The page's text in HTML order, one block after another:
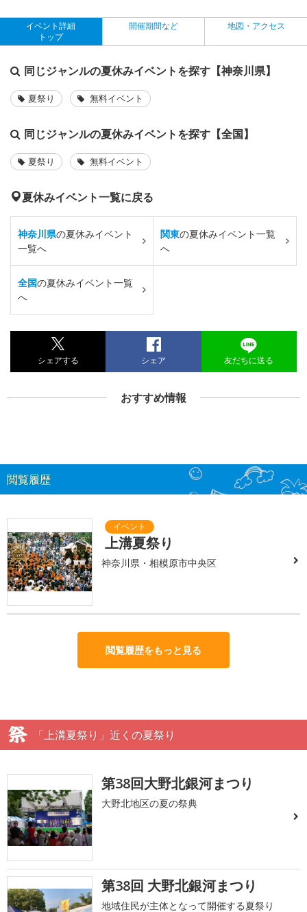
イベント詳細
トップ
開催期間など 地図・アクセス
同じジャンルの夏休みイベントを探す【神奈川県】
夏祭り 無料イベント
同じジャンルの夏休みイベントを探す【全国】
夏祭り 無料イベント
夏休みイベント一覧に戻る
神奈川県の夏休みイベント
一覧へ
関東の夏休みイベント一覧
へ
全国の夏休みイベント一覧
へ
シェアする シェア 友だちに送る
おすすめ情報
閲覧履歴
上溝夏祭り
神奈川県・相模原市中央区
閲覧履歴をもっと見る
「上溝夏祭り」近くの夏祭り
第38回大野北銀河まつり
大野北地区の夏の祭典
第38回 大野北銀河まつり
地域住民が主体となって開催する夏祭り